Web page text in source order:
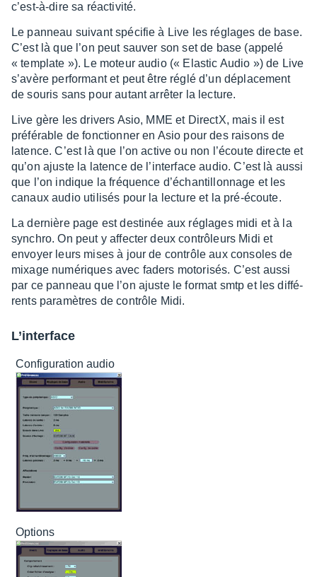
c’est-à-dire sa réac­ti­vité.
Le panneau suivant spéci­fie à Live les réglages de base.
C’est là que l’on peut sauver son set de base (appelé
« template »). Le moteur audio (« Elas­tic Audio ») de Live
s’avère perfor­mant et peut être réglé d’un dépla­ce­ment
de souris sans pour autant arrê­ter la lecture.
Live gère les drivers Asio, MME et DirectX, mais il est
préfé­rable de fonc­tion­ner en Asio pour des raisons de
latence. C’est là que l’on active ou non l’écoute directe et
qu’on ajuste la latence de l’in­ter­face audio. C’est là aussi
que l’on indique la fréquence d’échan­tillon­nage et les
canaux audio utili­sés pour la lecture et la pré-écoute.
La dernière page est desti­née aux réglages midi et à la
synchro. On peut y affec­ter deux contrô­leurs Midi et
envoyer leurs mises à jour de contrôle aux consoles de
mixage numé­riques avec faders moto­ri­sés. C’est aussi
par ce panneau que l’on ajuste le format smtp et les diffé­
rents para­mètres de contrôle Midi.
L’in­ter­face
Confi­gu­ra­tion audio
Options